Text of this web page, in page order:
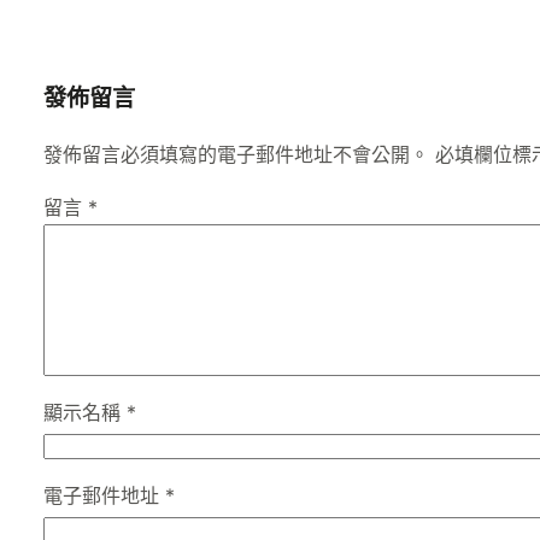
發佈留言
發佈留言必須填寫的電子郵件地址不會公開。 必填欄位
留言 *
顯示名稱 *
電子郵件地址 *